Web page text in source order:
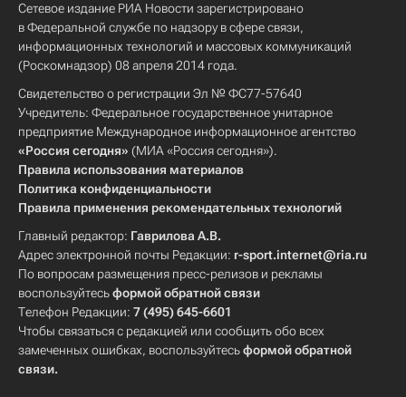
Сетевое издание РИА Новости зарегистрировано
в Федеральной службе по надзору в сфере связи,
информационных технологий и массовых коммуникаций
(Роскомнадзор) 08 апреля 2014 года.
Свидетельство о регистрации Эл № ФС77-57640
Учредитель: Федеральное государственное унитарное
предприятие Международное информационное агентство
«Россия сегодня» (МИА «Россия сегодня»).
Правила использования материалов
Политика конфиденциальности
Правила применения рекомендательных технологий
Главный редактор: Гаврилова А.В.
Адрес электронной почты Редакции: r-sport.internet@ria.ru
По вопросам размещения пресс-релизов и рекламы
воспользуйтесьформой обратной связи
Телефон Редакции: 7 (495) 645-6601
Чтобы связаться с редакцией или сообщить обо всех
замеченных ошибках, воспользуйтесьформой обратной
связи.